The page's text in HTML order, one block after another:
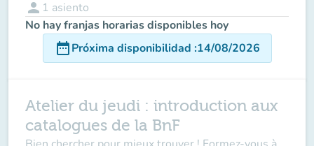
person 1 asiento
No hay franjas horarias disponibles hoy
date_rangePróxima disponibilidad :14/08/2026
Atelier du jeudi : introduction aux
catalogues de la BnF